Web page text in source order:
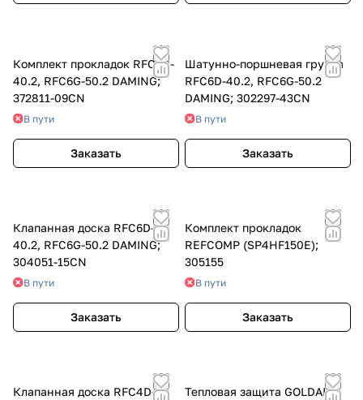
Комплект прокладок RFC6D-
40.2, RFC6G-50.2 DAMING;
372811-09CN
В пути
Заказать
Шатунно-поршневая группа
RFC6D-40.2, RFC6G-50.2
DAMING; 302297-43CN
В пути
Заказать
Клапанная доска RFC6D-
40.2, RFC6G-50.2 DAMING;
304051-15CN
В пути
Заказать
Комплект прокладок
REFCOMP (SP4HF150E);
305155
В пути
Заказать
Клапанная доска RFC4D-
Тепловая защита GOLDAIR